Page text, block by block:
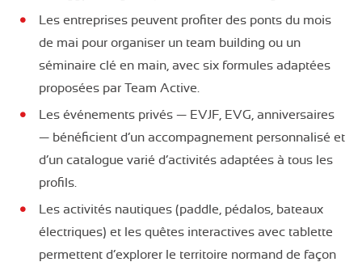
Les entreprises peuvent profiter des ponts du mois
de mai pour organiser un team building ou un
séminaire clé en main, avec six formules adaptées
proposées par Team Active.
Les événements privés — EVJF, EVG, anniversaires
— bénéficient d’un accompagnement personnalisé et
d’un catalogue varié d’activités adaptées à tous les
profils.
Les activités nautiques (paddle, pédalos, bateaux
électriques) et les quêtes interactives avec tablette
permettent d’explorer le territoire normand de façon